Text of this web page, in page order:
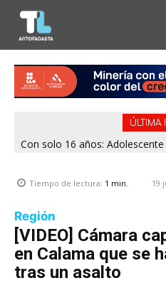
ÚLTIMA
Con solo 16 años:
Tiempo de lectura: 1 min. 19
Región
[VIDEO] Cámara
en Calama que se
tras un asalto